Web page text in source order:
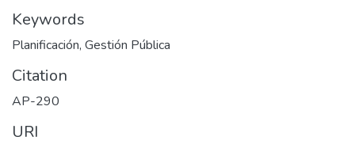
Keywords
Planificación, Gestión Pública
Citation
AP-290
URI